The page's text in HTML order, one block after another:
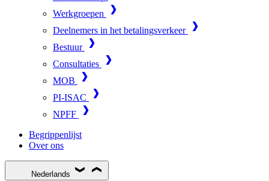
Werkgroepen
Deelnemers in het betalingsverkeer
Bestuur
Consultaties
MOB
PI-ISAC
NPFF
Begrippenlijst
Over ons
Nederlands